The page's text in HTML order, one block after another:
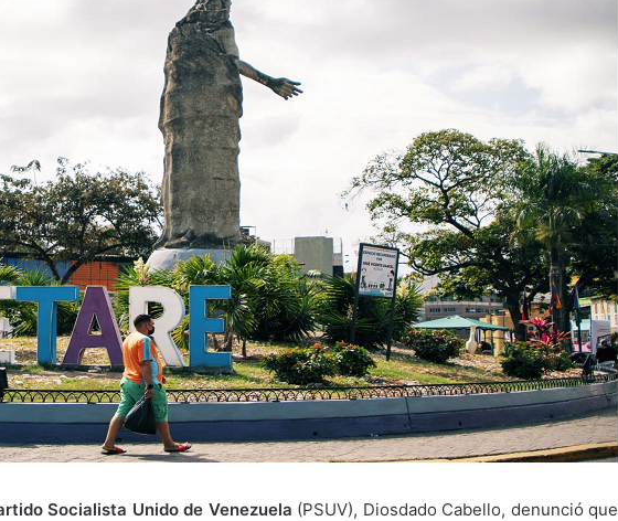
Socialista Unido de Venezuela (PSUV), Diosdado Cabello, denunció que